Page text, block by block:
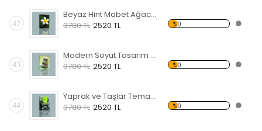
42
Beyaz Hint Mabet Ağacı Kanvas Tablo
3780 TL 2520 TL %0
43
Modern Soyut Tasarım 40 Kanvas Tablo
3780 TL 2520 TL %0
44
Yaprak ve Taşlar Temalı Kanvas Tablo
3780 TL 2520 TL %0